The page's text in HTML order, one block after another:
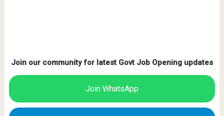
Join our community for latest Govt Job Opening updates
Join WhatsApp